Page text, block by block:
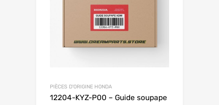
PIÈCES D'ORIGINE HONDA
12204-KYZ-P00 – Guide soupape